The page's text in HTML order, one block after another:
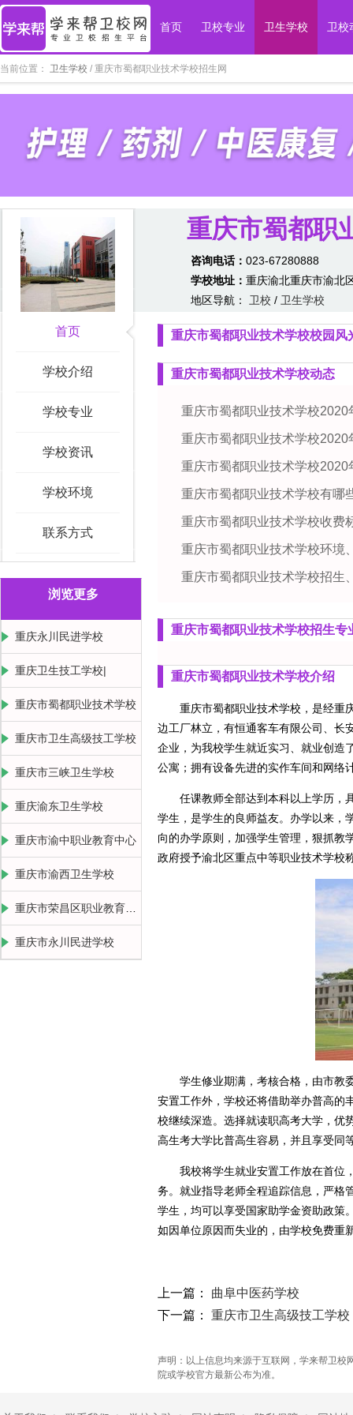
首页 卫校专业 卫生学校 卫校
当前位置： 卫生学校 / 重庆市蜀都职业技术学校招生网
重庆市蜀都职
咨询电话： 023-67280888
学校地址： 重庆渝北重庆市渝北
地区导航：
卫校 / 卫生学校
首页
学校介绍
学校专业
学校资讯
学校环境
联系方式
浏览更多
重庆永川民进学校
重庆卫生技工学校|
重庆市蜀都职业技术学校
重庆市卫生高级技工学校
重庆市三峡卫生学校
重庆渝东卫生学校
重庆市渝中职业教育中心
重庆市渝西卫生学校
重庆市永川民进学校
重庆市蜀都职业技术学校校园风
重庆市蜀都职业技术学校动态
重庆市蜀都职业技术学校2020
重庆市蜀都职业技术学校2020
重庆市蜀都职业技术学校2020
重庆市蜀都职业技术学校有哪
重庆市蜀都职业技术学校收费
重庆市蜀都职业技术学校环境
重庆市蜀都职业技术学校招生
重庆市蜀都职业技术学校招生专
重庆市蜀都职业技术学校介绍
重庆市蜀都职业技术学校，是经重庆
边工厂林立，有恒通客车有限公司、长
企业，为我校学生就近实习、就业创造
公寓；拥有设备先进的实作车间和网络
任课教师全部达到本科以上学历，具
学生，是学生的良师益友。办学以来，
向的办学原则，加强学生管理，狠抓教
政府授予渝北区重点中等职业技术学校
学生修业期满，考核合格，由市教委
安置工作外，学校还将借助举办普高的
校继续深造。选择就读职高考大学，优
高生考大学比普高生容易，并且享受同
我校将学生就业安置工作放在首位
务。就业指导老师全程追踪信息，严格
学生，均可以享受国家助学金资助政策
如因单位原因而失业的，由学校免费重
上一篇： 曲阜中医药学校
下一篇： 重庆市卫生高级技工学校
声明：以上信息均来源于互联网，学来帮卫校
院或学校官方最新公布为准。